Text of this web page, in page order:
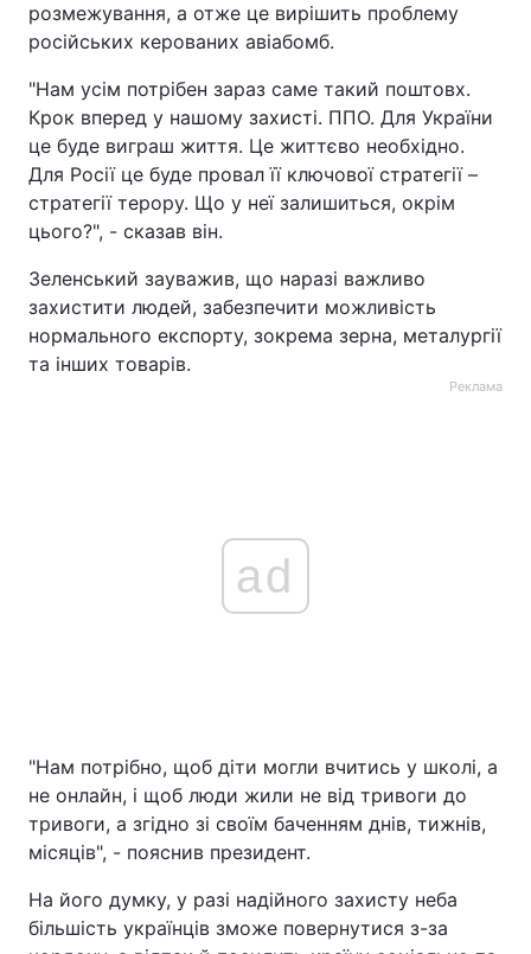
розмежування, а отже це вирішить проблему
російських керованих авіабомб.
"Нам усім потрібен зараз саме такий поштовх.
Крок вперед у нашому захисті. ППО. Для України
це буде виграш життя. Це життєво необхідно.
Для Росії це буде провал її ключової стратегії –
стратегії терору. Що у неї залишиться, окрім
цього?", - сказав він.
Зеленський зауважив, що наразі важливо
захистити людей, забезпечити можливість
нормального експорту, зокрема зерна, металургії
та інших товарів.
Реклама
ad
"Нам потрібно, щоб діти могли вчитись у школі, а
не онлайн, і щоб люди жили не від тривоги до
тривоги, а згідно зі своїм баченням днів, тижнів,
місяців", - пояснив президент.
На його думку, у разі надійного захисту неба
більшість українців зможе повернутися з-за